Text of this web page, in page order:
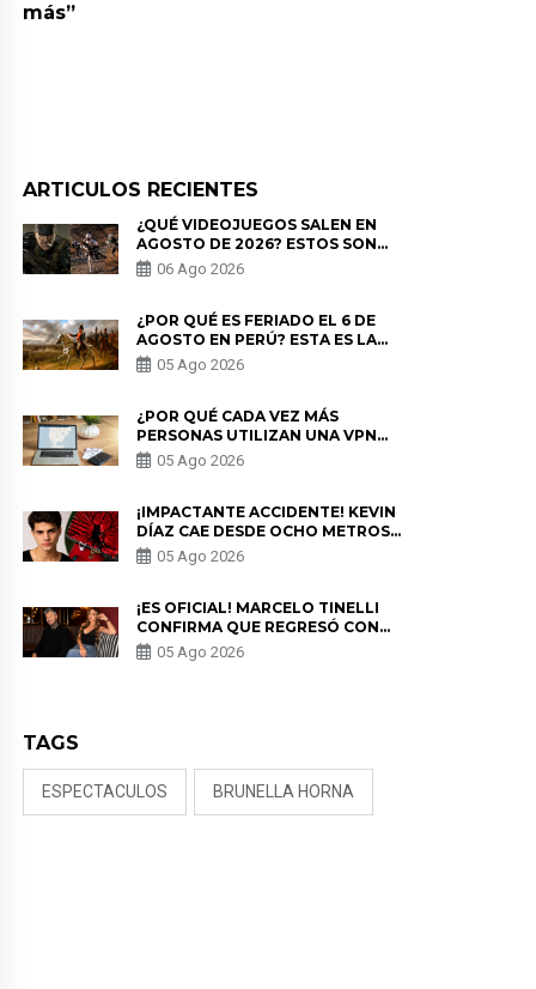
más”
ARTICULOS RECIENTES
¿QUÉ VIDEOJUEGOS SALEN EN
AGOSTO DE 2026? ESTOS SON
LOS ESTRENOS MÁS ESPERADOS
06 Ago 2026
¿POR QUÉ ES FERIADO EL 6 DE
AGOSTO EN PERÚ? ESTA ES LA
HISTORIA
05 Ago 2026
¿POR QUÉ CADA VEZ MÁS
PERSONAS UTILIZAN UNA VPN
PARA PROTEGER SU
PRIVACIDAD?
05 Ago 2026
¡IMPACTANTE ACCIDENTE! KEVIN
DÍAZ CAE DESDE OCHO METROS
EN “ESTO ES GUERRA” Y GENERA
PREOCUPACIÓN
05 Ago 2026
¡ES OFICIAL! MARCELO TINELLI
CONFIRMA QUE REGRESÓ CON
MILETT FIGUEROA: “EL AMOR
PUDO MÁS”
05 Ago 2026
TAGS
ESPECTACULOS BRUNELLA HORNA